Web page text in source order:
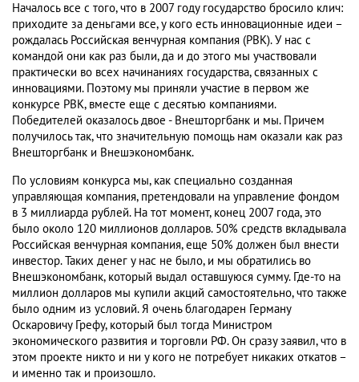
Началось все с того, что в 2007 году государство бросило клич:
приходите за деньгами все, у кого есть инновационные идеи –
рождалась Российская венчурная компания (РВК). У нас с
командой они как раз были, да и до этого мы участвовали
практически во всех начинаниях государства, связанных с
инновациями. Поэтому мы приняли участие в первом же
конкурсе РВК, вместе еще с десятью компаниями.
Победителей оказалось двое - Внешторгбанк и мы. Причем
получилось так, что значительную помощь нам оказали как раз
Внешторгбанк и Внешэкономбанк.
По условиям конкурса мы, как специально созданная
управляющая компания, претендовали на управление фондом
в 3 миллиарда рублей. На тот момент, конец 2007 года, это
было около 120 миллионов долларов. 50% средств вкладывала
Российская венчурная компания, еще 50% должен был внести
инвестор. Таких денег у нас не было, и мы обратились во
Внешэкономбанк, который выдал оставшуюся сумму. Где-то на
миллион долларов мы купили акций самостоятельно, что также
было одним из условий. Я очень благодарен Герману
Оскаровичу Грефу, который был тогда Министром
экономического развития и торговли РФ. Он сразу заявил, что в
этом проекте никто и ни у кого не потребует никаких откатов –
и именно так и произошло.